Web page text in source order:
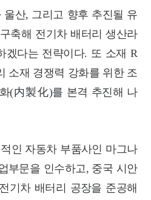
울산, 그리고 향후 추진될 유
축해 전기차 배터리 생산라
겠다는 전략이다. 또 소재 R
소재 경쟁력 강화를 위한 조
(内製化)를 본격 추진해 나
인 자동차 부품사인 마그나
부문을 인수하고, 중국 시안
기차 배터리 공장을 준공해